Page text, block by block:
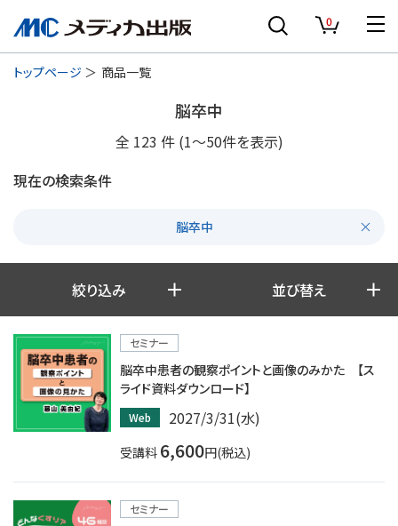
0
トップページ 商品一覧
脳卒中
全 123 件 (1〜50件を表示)
現在の検索条件
脳卒中
絞り込み 並び替え
セミナー
脳卒中患者の観察ポイントと画像のみかた 【ス
ライド資料ダウンロード】
Web 2027/3/31(水)
受講料 6,600円(税込)
セミナー